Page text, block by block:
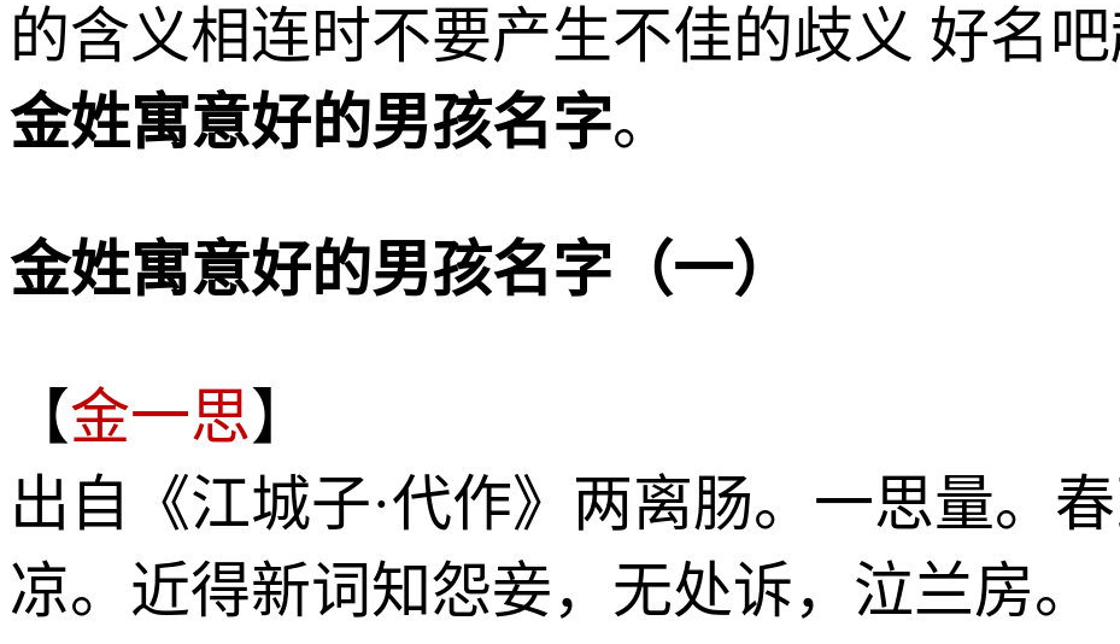
的含义相连时不要产生不佳的歧义 好名
金姓寓意好的男孩名字。
金姓寓意好的男孩名字（一）
【金一思】
出自《江城子·代作》两离肠。一思量。
凉。近得新词知怨妾，无处诉，泣兰房。